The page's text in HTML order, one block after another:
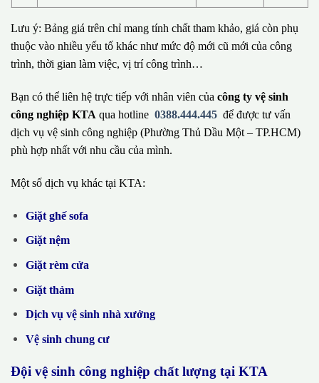
Lưu ý: Bảng giá trên chỉ mang tính chất tham khảo, giá còn phụ
thuộc vào nhiều yếu tố khác như mức độ mới cũ mới của công
trình, thời gian làm việc, vị trí công trình…
Bạn có thể liên hệ trực tiếp với nhân viên của công ty vệ sinh
công nghiệp KTA qua hotline 0388.444.445 để được tư vấn
dịch vụ vệ sinh công nghiệp (Phường Thủ Dầu Một – TP.HCM)
phù hợp nhất với nhu cầu của mình.
Một số dịch vụ khác tại KTA:
Giặt ghế sofa
Giặt nệm
Giặt rèm cửa
Giặt thảm
Dịch vụ vệ sinh nhà xưởng
Vệ sinh chung cư
Đội vệ sinh công nghiệp chất lượng tại KTA